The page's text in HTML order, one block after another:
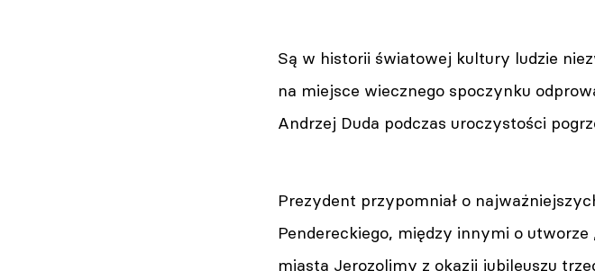
Są w historii światowej kultury ludzie
na miejsce wiecznego spoczynku
Andrzej Duda podczas uroczystości
Prezydent przypomniał o
Pendereckiego, między innymi o
miasta Jerozolimy z okazji jubileuszu